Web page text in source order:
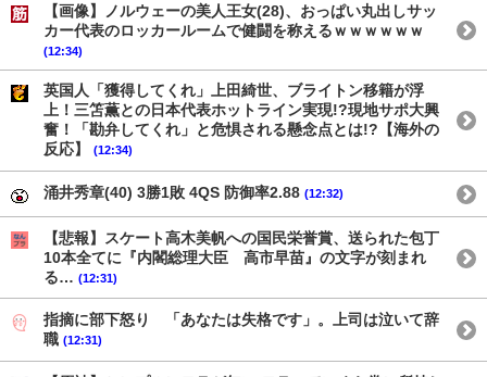
【画像】ノルウェーの美人王女(28)、おっぱい丸出しサッ
カー代表のロッカールームで健闘を称えるｗｗｗｗｗｗ
(12:34)
英国人「獲得してくれ」上田綺世、ブライトン移籍が浮
上！三笘薫との日本代表ホットライン実現!?現地サポ大興
奮！「勘弁してくれ」と危惧される懸念点とは!?【海外の
反応】
(12:34)
涌井秀章(40) 3勝1敗 4QS 防御率2.88 (12:32)
【悲報】スケート高木美帆への国民栄誉賞、送られた包丁
10本全てに『内閣総理大臣 高市早苗』の文字が刻まれ
る… (12:31)
指摘に部下怒り 「あなたは失格です」。上司は泣いて辞
職 (12:31)